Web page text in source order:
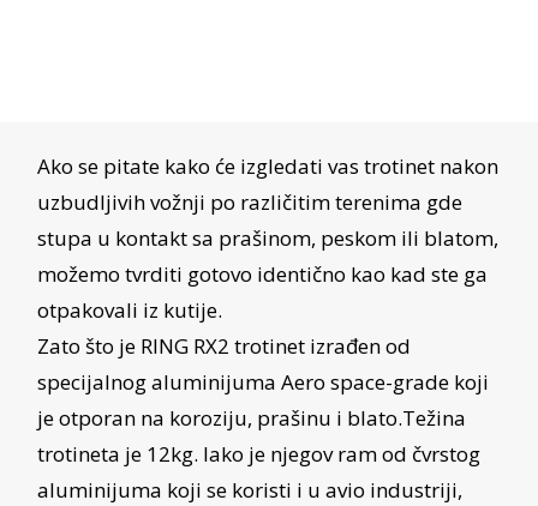
Ako se pitate kako će izgledati vas trotinet nakon
uzbudljivih vožnji po različitim terenima gde
stupa u kontakt sa prašinom, peskom ili blatom,
možemo tvrditi gotovo identično kao kad ste ga
otpakovali iz kutije.
Zato što je RING RX2 trotinet izrađen od
specijalnog aluminijuma Aero space-grade koji
je otporan na koroziju, prašinu i blato.Težina
trotineta je 12kg. Iako je njegov ram od čvrstog
aluminijuma koji se koristi i u avio industriji,